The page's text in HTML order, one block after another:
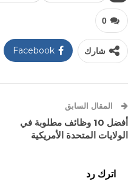
0
شارك Facebook
المقال السابق
أفضل 10 وظائف مطلوبة في
الولايات المتحدة الأمريكية
اترك رد